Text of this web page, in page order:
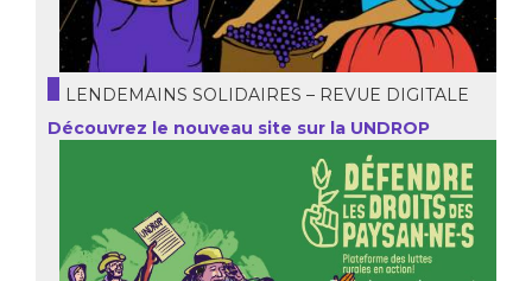
LENDEMAINS SOLIDAIRES – REVUE DIGITALE
Découvrez le nouveau site sur la UNDROP